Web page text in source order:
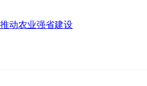
动农业强省建设